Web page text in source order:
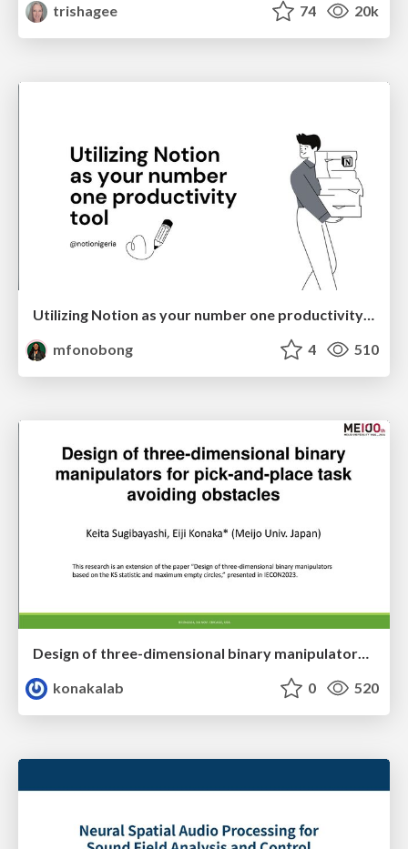
trishagee
74 20k
Utilizing Notion as your number one productivity tool
mfonobong
4 510
Design of three-dimensional binary manipulators for pick-and-place task avoiding obstacles (IECON2024)
konakalab
0 520